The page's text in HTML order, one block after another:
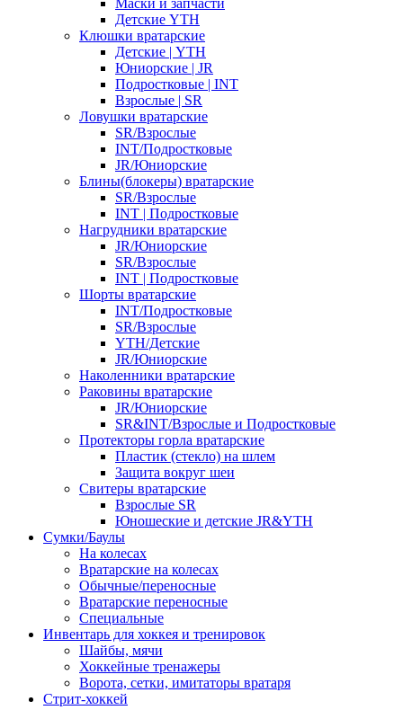
Детские YTH
Клюшки вратарские
Детские | YTH
Юниорские | JR
Подростковые | INT
Взрослые | SR
Ловушки вратарские
SR/Взрослые
INT/Подростковые
JR/Юниорские
Блины(блокеры) вратарские
SR/Взрослые
INT | Подростковые
Нагрудники вратарские
JR/Юниорские
SR/Взрослые
INT | Подростковые
Шорты вратарские
INT/Подростковые
SR/Взрослые
YTH/Детские
JR/Юниорские
Наколенники вратарские
Раковины вратарские
JR/Юниорские
SR&INT/Взрослые и Подростковые
Протекторы горла вратарские
Пластик (стекло) на шлем
Защита вокруг шеи
Свитеры вратарские
Взрослые SR
Юношеские и детские JR&YTH
Сумки/Баулы
На колесах
Вратарские на колесах
Обычные/переносные
Вратарские переносные
Специальные
Инвентарь для хоккея и тренировок
Шайбы, мячи
Хоккейные тренажеры
Ворота, сетки, имитаторы вратаря
Стрит-хоккей